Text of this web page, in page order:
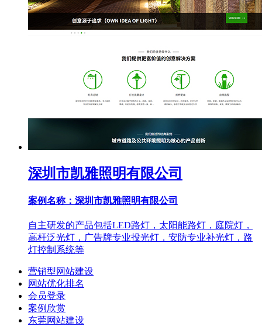
深圳市凯雅照明有限公司
案例名称：深圳市凯雅照明有限公司
自主研发的产品包括LED路灯，太阳能路灯，庭院灯，
高杆泛光灯，广告牌专业投光灯，安防专业补光灯，路
灯控制系统等
营销型网站建设
网站优化排名
会员登录
案例欣赏
东莞网站建设